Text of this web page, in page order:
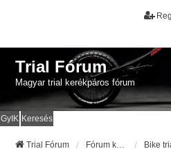
Trial Fórum
Magyar trial kerékpáros fórum
GyIK Keresés
Trial Fórum Bike